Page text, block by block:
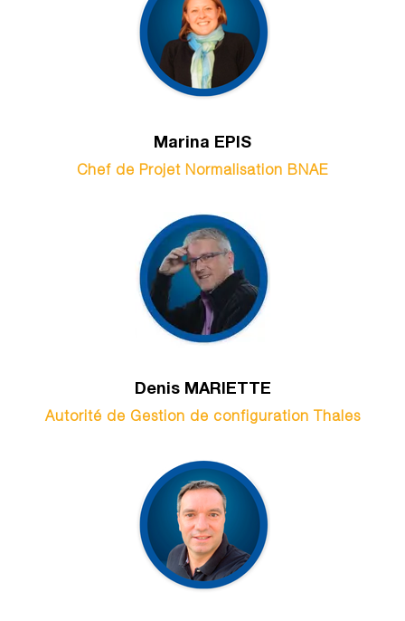
Marina EPIS
Chef de Projet Normalisation BNAE
Denis MARIETTE
Autorité de Gestion de configuration Thales